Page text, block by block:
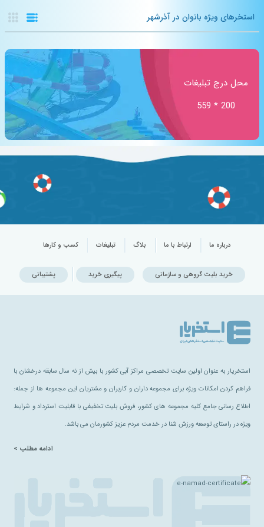
استخرهای ویژه بانوان در آذرشهر
محل درج تبلیغات
200 * 559
درباره ما ارتباط با ما بلاگ تبلیغات کسب و کارها
خرید بلیت گروهی و سازمانی پیگیری خرید پشتیبانی
استخریار به عنوان اولین سایت تخصصی مراکز آبی کشور با بیش از نه سال سابقه درخشان با
فراهم کردن امکانات ویژه برای مجموعه داران و کاربران و مشتریان این مجموعه ها از جمله:
اطلاع رسانی جامع کلیه مجموعه های کشور، فروش بلیت تخفیفی با قابلیت استرداد و شرایط
ویژه در راستای توسعه ورزش شنا در خدمت مردم عزیز کشورمان می باشد.
ادامه مطلب >